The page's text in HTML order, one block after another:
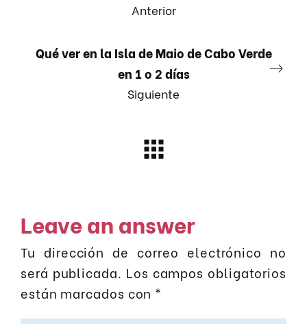
Anterior
Qué ver en la Isla de Maio de Cabo Verde
en 1 o 2 días
Siguiente
Leave an answer
Tu dirección de correo electrónico no
será publicada. Los campos obligatorios
están marcados con *